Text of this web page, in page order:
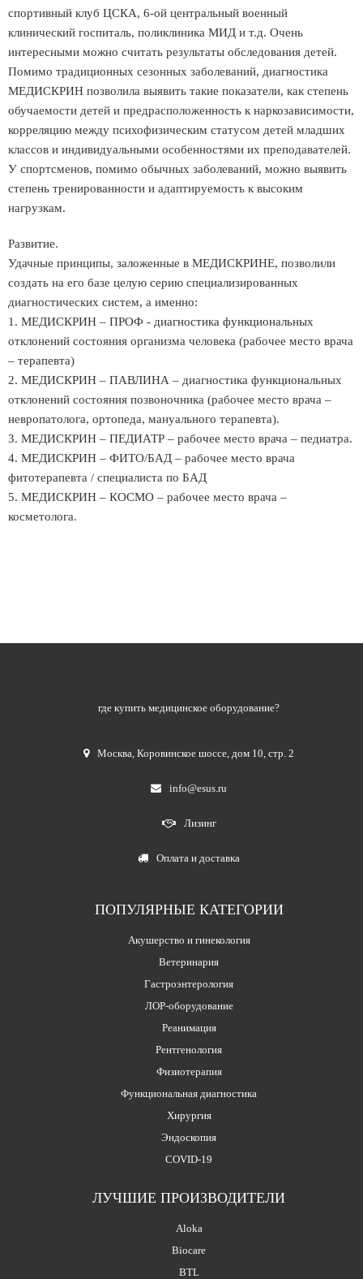
спортивный клуб ЦСКА, 6-ой центральный военный
клинический госпиталь, поликлиника МИД и т.д. Очень
интересными можно считать результаты обследования детей.
Помимо традиционных сезонных заболеваний, диагностика
МЕДИСКРИН позволила выявить такие показатели, как степень
обучаемости детей и предрасположенность к наркозависимости,
корреляцию между психофизическим статусом детей младших
классов и индивидуальными особенностями их преподавателей.
У спортсменов, помимо обычных заболеваний, можно выявить
степень тренированности и адаптируемость к высоким
нагрузкам.
Развитие.
Удачные принципы, заложенные в МЕДИСКРИНЕ, позволили
создать на его базе целую серию специализированных
диагностических систем, а именно:
1. МЕДИСКРИН – ПРОФ - диагностика функциональных
отклонений состояния организма человека (рабочее место врача
– терапевта)
2. МЕДИСКРИН – ПАВЛИНА – диагностика функциональных
отклонений состояния позвоночника (рабочее место врача –
невропатолога, ортопеда, мануального терапевта).
3. МЕДИСКРИН – ПЕДИАТР – рабочее место врача – педиатра.
4. МЕДИСКРИН – ФИТО/БАД – рабочее место врача
фитотерапевта / специалиста по БАД
5. МЕДИСКРИН – КОСМО – рабочее место врача –
косметолога.
где купить медицинское оборудование?
Москва,Коровинское шоссе, дом 10, стр. 2
info@esus.ru
Лизинг
Оплата и доставка
ПОПУЛЯРНЫЕ КАТЕГОРИИ
Акушерство и гинекология
Ветеринария
Гастроэнтерология
ЛОР-оборудование
Реанимация
Рентгенология
Физиотерапия
Функциональная диагностика
Хирургия
Эндоскопия
COVID-19
ЛУЧШИЕ ПРОИЗВОДИТЕЛИ
Aloka
Biocare
BTL